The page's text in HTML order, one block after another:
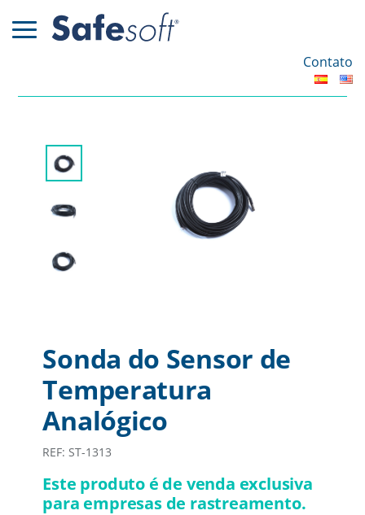
Contato
Sonda do Sensor de
Temperatura
Analógico
REF: ST-1313
Este produto é de venda exclusiva
para empresas de rastreamento.